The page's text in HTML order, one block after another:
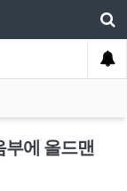
부에 올드맨